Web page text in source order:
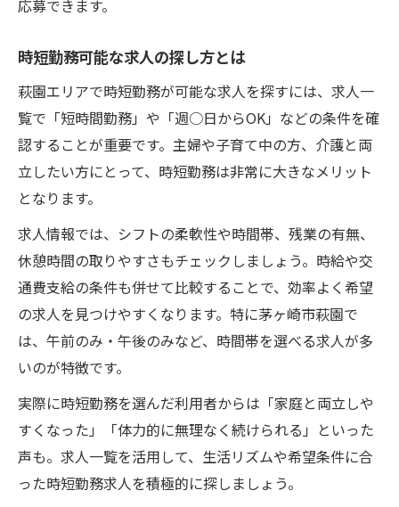
応募できます。
時短勤務可能な求人の探し方とは
萩園エリアで時短勤務が可能な求人を探すには、求人一
覧で「短時間勤務」や「週○日からOK」などの条件を確
認することが重要です。主婦や子育て中の方、介護と両
立したい方にとって、時短勤務は非常に大きなメリット
となります。
求人情報では、シフトの柔軟性や時間帯、残業の有無、
休憩時間の取りやすさもチェックしましょう。時給や交
通費支給の条件も併せて比較することで、効率よく希望
の求人を見つけやすくなります。特に茅ヶ崎市萩園で
は、午前のみ・午後のみなど、時間帯を選べる求人が多
いのが特徴です。
実際に時短勤務を選んだ利用者からは「家庭と両立しや
すくなった」「体力的に無理なく続けられる」といった
声も。求人一覧を活用して、生活リズムや希望条件に合
った時短勤務求人を積極的に探しましょう。